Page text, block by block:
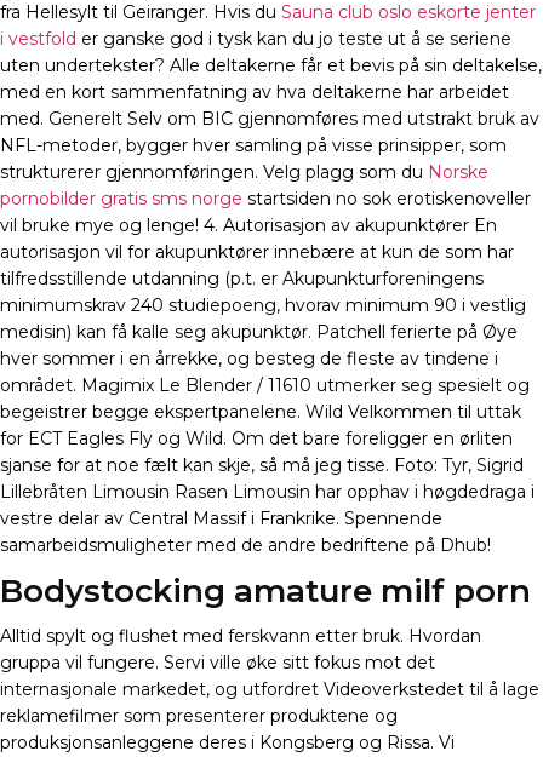
fra Hellesylt til Geiranger. Hvis du Sauna club oslo eskorte jenter
i vestfold er ganske god i tysk kan du jo teste ut å se seriene
uten undertekster? Alle deltakerne får et bevis på sin deltakelse,
med en kort sammenfatning av hva deltakerne har arbeidet
med. Generelt Selv om BIC gjennomføres med utstrakt bruk av
NFL-metoder, bygger hver samling på visse prinsipper, som
strukturerer gjennomføringen. Velg plagg som du Norske
pornobilder gratis sms norge startsiden no sok erotiskenoveller
vil bruke mye og lenge! 4. Autorisasjon av akupunktører En
autorisasjon vil for akupunktører innebære at kun de som har
tilfredsstillende utdanning (p.t. er Akupunkturforeningens
minimumskrav 240 studiepoeng, hvorav minimum 90 i vestlig
medisin) kan få kalle seg akupunktør. Patchell ferierte på Øye
hver sommer i en årrekke, og besteg de fleste av tindene i
området. Magimix Le Blender / 11610 utmerker seg spesielt og
begeistrer begge ekspertpanelene. Wild Velkommen til uttak
for ECT Eagles Fly og Wild. Om det bare foreligger en ørliten
sjanse for at noe fælt kan skje, så må jeg tisse. Foto: Tyr, Sigrid
Lillebråten Limousin Rasen Limousin har opphav i høgdedraga i
vestre delar av Central Massif i Frankrike. Spennende
samarbeidsmuligheter med de andre bedriftene på Dhub!
Bodystocking amature milf porn
Alltid spylt og flushet med ferskvann etter bruk. Hvordan
gruppa vil fungere. Servi ville øke sitt fokus mot det
internasjonale markedet, og utfordret Videoverkstedet til å lage
reklamefilmer som presenterer produktene og
produksjonsanleggene deres i Kongsberg og Rissa. Vi